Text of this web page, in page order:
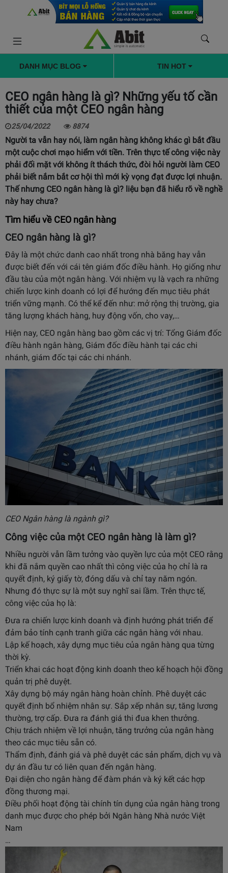
DANH MỤC BLOG TIN HOT
CEO ngân hàng là gì? Những yếu tố cần
thiết của một CEO ngân hàng
25/04/2022 8874
Người ta vẫn hay nói, làm ngân hàng không khác gì bắt đầu
một cuộc chơi mạo hiểm với tiền. Trên thực tế công việc này
phải đối mặt với không ít thách thức, đòi hỏi người làm CEO
phải biết nắm bắt cơ hội thì mới kỳ vọng đạt được lợi nhuận.
Thế nhưng CEO ngân hàng là gì? liệu bạn đã hiểu rõ về nghề
này hay chưa?
Tìm hiểu về CEO ngân hàng
CEO ngân hàng là gì?
Đây là một chức danh cao nhất trong nhà băng hay vẫn
được biết đến với cái tên giám đốc điều hành. Họ giống như
đầu tàu của một ngân hàng. Với nhiệm vụ là vạch ra những
chiến lược kinh doanh có lợi để hướng đến mục tiêu phát
triển vững mạnh. Có thể kể đến như: mở rộng thị trường, gia
tăng lượng khách hàng, huy động vốn, cho vay,…
Hiện nay, CEO ngân hàng bao gồm các vị trí: Tổng Giám đốc
điều hành ngân hàng, Giám đốc điều hành tại các chi
nhánh, giám đốc tại các chi nhánh.
CEO Ngân hàng là ngành gì?
Công việc của một CEO ngân hàng là làm gì?
Nhiều người vẫn lầm tưởng vào quyền lực của một CEO rằng
khi đã nắm quyền cao nhất thì công việc của họ chỉ là ra
quyết định, ký giấy tờ, đóng dấu và chỉ tay năm ngón.
Nhưng đó thực sự là một suy nghĩ sai lầm. Trên thực tế,
công việc của họ là:
Đưa ra chiến lược kinh doanh và định hướng phát triển để
đảm bảo tính cạnh tranh giữa các ngân hàng với nhau.
Lập kế hoạch, xây dựng mục tiêu của ngân hàng qua từng
thời kỳ.
Triển khai các hoạt động kinh doanh theo kế hoạch hội đồng
quản trị phê duyệt.
Xây dựng bộ máy ngân hàng hoàn chỉnh. Phê duyệt các
quyết định bổ nhiệm nhân sự. Sắp xếp nhân sự, tăng lương
thường, trợ cấp. Đưa ra đánh giá thi đua khen thưởng.
Chịu trách nhiệm về lợi nhuận, tăng trưởng của ngân hàng
theo các mục tiêu sẵn có.
Thẩm định, đánh giá và phê duyệt các sản phẩm, dịch vụ và
dự án đầu tư có liên quan đến ngân hàng.
Đại diện cho ngân hàng để đàm phán và ký kết các hợp
đồng thương mại.
Điều phối hoạt động tài chính tín dụng của ngân hàng trong
danh mục được cho phép bởi Ngân hàng Nhà nước Việt
Nam
…